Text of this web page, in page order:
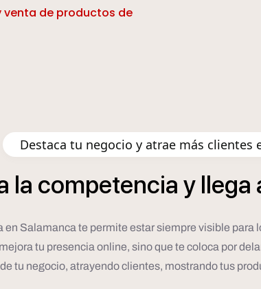
venta de productos de
Destaca tu negocio y atrae más clientes
la competencia y llega
Salamanca te permite estar siempre visible
tu presencia online, sino que te coloca por
tu negocio, atrayendo clientes, mostrando tus